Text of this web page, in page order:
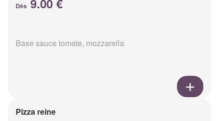
Dès 9.00 €
Base sauce tomate, mozzarella
Pizza reine